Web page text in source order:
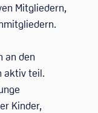
Mitgliedern,
an den
aktiv teil.
Kinder,